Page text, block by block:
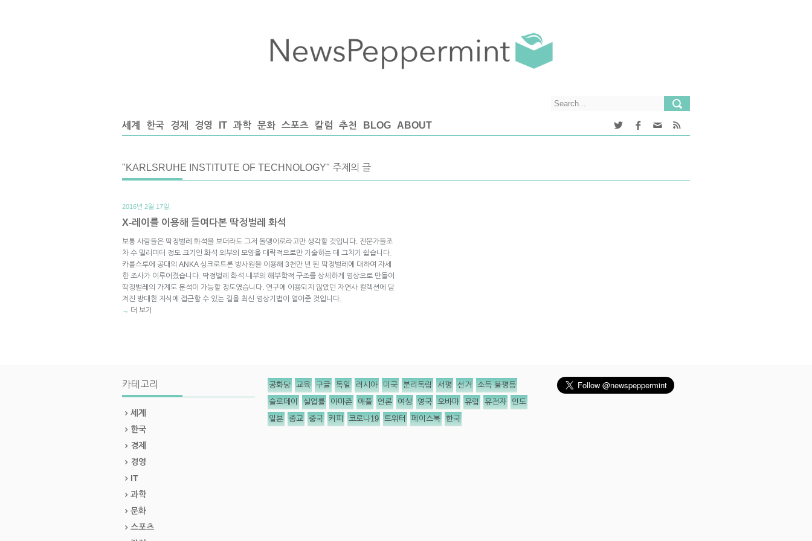
세계 한국 경제 경영 IT 과학 문화 스포츠 칼럼 추천 BLOG ABOUT
"KARLSRUHE INSTITUTE OF TECHNOLOGY" 주제의 글
2016년 2월 17일.
X-레이를 이용해 들여다본 딱정벌레 화석
보통 사람들은 딱정벌레 화석을 보더라도 그저 돌멩이로라고만 생각할 것입니다. 전문가들조
차 수 밀리미터 정도 크기인 화석 외부의 모양을 대략적으로만 기술하는 데 그치기 쉽습니다.
카를스루에 공대의 ANKA 싱크로트론 방사원을 이용해 3천만 년 된 딱정벌레에 대하여 자세
한 조사가 이루어졌습니다. 딱정벌레 화석 내부의 해부학적 구조를 상세하게 영상으로 만들어
딱정벌레의 가계도 분석이 가능할 정도였습니다. 연구에 이용되지 않았던 자연사 컬렉션에 담
겨진 방대한 지식에 접근할 수 있는 길을 최신 영상기법이 열어준 것입니다.
→ 더 보기
카테고리
세계
한국
경제
경영
IT
과학
문화
스포츠
공화당 교육 구글 독일 러시아 미국 분리독립 서평 선거 소득 불평등
슬로데이 실업률 아마존 애플 언론 여성 영국 오바마 유럽 유전자 인도
일본 종교 중국 커피 코로나19 트위터 페이스북 한국